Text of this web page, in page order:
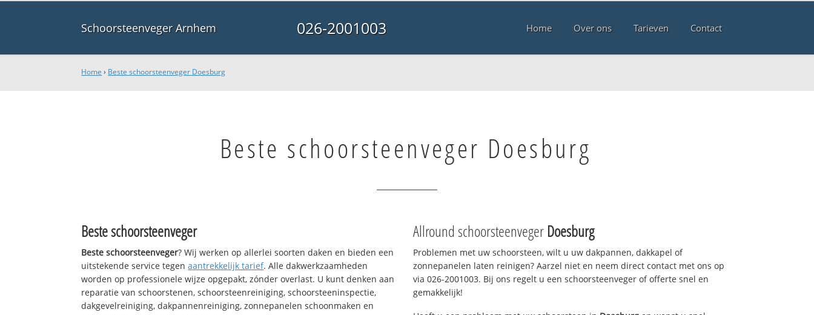
Schoorsteenveger Arnhem 026-2001003 Home Over ons Tarieven Contact
Home › Beste schoorsteenveger Doesburg
Beste schoorsteenveger Doesburg
Beste schoorsteenveger
Beste schoorsteenveger? Wij werken op allerlei soorten daken en bieden een
uitstekende service tegenaantrekkelijk tarief. Alle dakwerkzaamheden
worden op professionele wijze opgepakt, zónder overlast. U kunt denken aan
reparatie van schoorstenen, schoorsteenreiniging, schoorsteeninspectie,
dakgevelreiniging, dakpannenreiniging, zonnepanelen schoonmaken en
Allround schoorsteenveger Doesburg
Problemen met uw schoorsteen, wilt u uw dakpannen, dakkapel of
zonnepanelen laten reinigen? Aarzel niet en neem direct contact met ons op
via 026-2001003. Bij ons regelt u een schoorsteenveger of offerte snel en
gemakkelijk!